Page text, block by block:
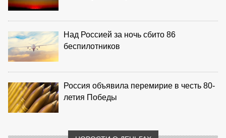
Над Россией за ночь сбито 86
беспилотников
Россия объявила перемирие в честь 80-
летия Победы